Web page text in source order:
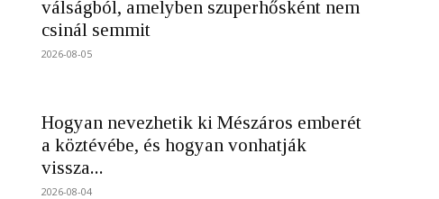
válságból, amelyben szuperhősként nem
csinál semmit
2026-08-05
Hogyan nevezhetik ki Mészáros emberét
a köztévébe, és hogyan vonhatják
vissza...
2026-08-04